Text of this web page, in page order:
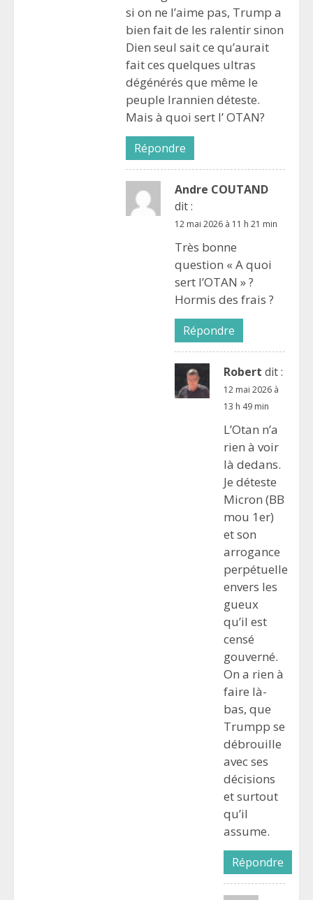
si on ne l’aime pas, Trump a
bien fait de les ralentir sinon
Dien seul sait ce qu’aurait
fait ces quelques ultras
dégénérés que même le
peuple Irannien déteste.
Mais à quoi sert l’ OTAN?
Répondre
Andre COUTAND
dit :
12 mai 2026 à 11 h 21 min
Très bonne
question « A quoi
sert l’OTAN » ?
Hormis des frais ?
Répondre
Robert dit :
12 mai 2026 à
13 h 49 min
L’Otan n’a
rien à voir
là dedans.
Je déteste
Micron (BB
mou 1er)
et son
arrogance
perpétuelle
envers les
gueux
qu’il est
censé
gouverné.
On a rien à
faire là-
bas, que
Trumpp se
débrouille
avec ses
décisions
et surtout
qu’il
assume.
Répondre